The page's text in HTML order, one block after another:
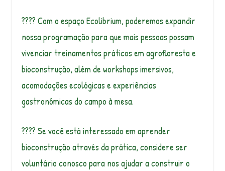
???? Com o espaço Ecolibrium, poderemos expandir
nossa programação para que mais pessoas possam
vivenciar treinamentos práticos em agrofloresta e
bioconstrução, além de workshops imersivos,
acomodações ecológicas e experiências
gastronômicas do campo à mesa.
???? Se você está interessado em aprender
bioconstrução através da prática, considere ser
voluntário conosco para nos ajudar a construir o